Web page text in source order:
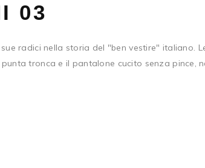
03
radici nella storia del "ben vestire" italiano.
tronca e il pantalone cucito senza pince,